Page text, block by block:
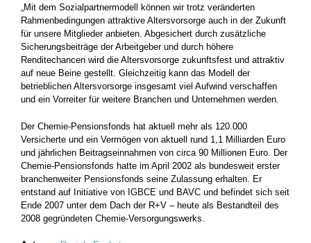
„Mit dem Sozialpartnermodell können wir trotz veränderten
Rahmenbedingungen attraktive Altersvorsorge auch in der Zukunft
für unsere Mitglieder anbieten. Abgesichert durch zusätzliche
Sicherungsbeiträge der Arbeitgeber und durch höhere
Renditechancen wird die Altersvorsorge zukunftsfest und attraktiv
auf neue Beine gestellt. Gleichzeitig kann das Modell der
betrieblichen Altersvorsorge insgesamt viel Aufwind verschaffen
und ein Vorreiter für weitere Branchen und Unternehmen werden.
Der Chemie-Pensionsfonds hat aktuell mehr als 120.000
Versicherte und ein Vermögen von aktuell rund 1,1 Milliarden Euro
und jährlichen Beitragseinnahmen von circa 90 Millionen Euro. Der
Chemie-Pensionsfonds hatte im April 2002 als bundesweit erster
branchenweiter Pensionsfonds seine Zulassung erhalten. Er
entstand auf Initiative von IGBCE und BAVC und befindet sich seit
Ende 2007 unter dem Dach der R+V – heute als Bestandteil des
2008 gegründeten Chemie-Versorgungswerks.